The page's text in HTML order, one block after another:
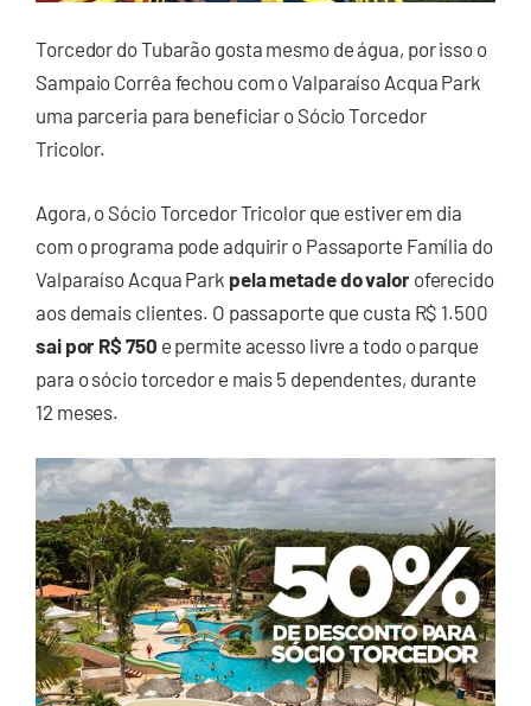
Torcedor do Tubarão gosta mesmo de água, por isso o
Sampaio Corrêa fechou com o Valparaíso Acqua Park
uma parceria para beneficiar o Sócio Torcedor
Tricolor.
Agora, o Sócio Torcedor Tricolor que estiver em dia
com o programa pode adquirir o Passaporte Família do
Valparaíso Acqua Park pela metade do valoroferecido
aos demais clientes. O passaporte que custa R$ 1.500
sai por R$ 750 e permite acesso livre a todo o parque
para o sócio torcedor e mais 5 dependentes, durante
12 meses.